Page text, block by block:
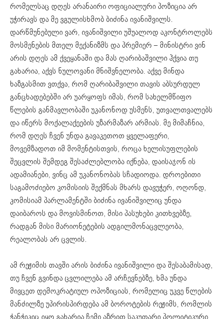
რომელსაც დღეს არანაირი ოფიციალური პოზიცია არ
უჭირავს და მე ვგულისხმობ ბიძინა ივანიშვილს.
დარწმუნებული ვარ, ივანიშვილი უშუალოდ აკონტროლებს
მოსმენების მთელ მექანიზმს და პრემიერ – მინისტრი ვინ
არის დღეს ამ ქვეყანაში და მას ღარიბაშვილი ჰქვია თუ
გახარია, აქვს ნულოვანი მნიშვნელობა. აქვე მინდა
ხაზგასმით ვთქვა, რომ ღარიბაშვილი თავის აბსურდულ
განცხადებებში არ უარყოფს იმას, რომ სახელმწიფო
წლების განმავლობაში უკანონოდ უსმენს, უთვალთვალებს
და იწერს მოქალაქეების უზარმაზარ არმიას. მე მიმაჩნია,
რომ დღეს ჩვენ უნდა გავაკეთოთ ყველაფერი,
მოვემზადოთ იმ მომენტისთვის, როცა ხელისუფლების
შეცვლის შემდეგ შესაძლებლობა იქნება, დაისაჯონ ის
ადამიანები, ვინც ამ უკანონობას სჩადიოდა. დროებითი
საგამოძიებო კომისიის შექმნას მხარს დავუჭერ, ოღონდ,
კომისიამ პარლამენტში ბიძინა ივანიშვილიც უნდა
დაიბაროს და მოვისმინოთ, მისი პასუხები კითხვებზე,
რადგან მისი მარიონეტების ადგილმონაცვლეობა,
რეალობას არ ცვლის.
ამ რეჟიმის თავში არის ბიძინა ივანიშვილი და შესაბამისად,
თუ ჩვენ გვინდა ცვლილება ამ არჩევნებზე, ხმა უნდა
მივცეთ დემოკრატიულ ოპოზიციას, რომელიც უკვე წლების
მანძილზე უპირისპირდება ამ ბოროტების რეჟიმს, რომლის